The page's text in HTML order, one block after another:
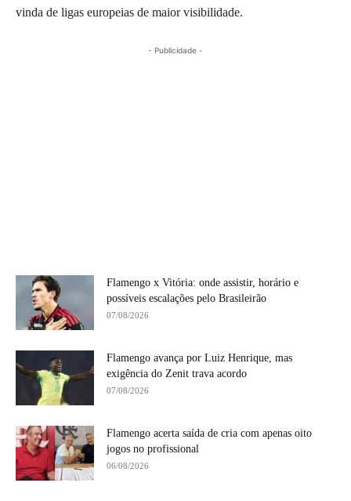
vinda de ligas europeias de maior visibilidade.
- Publicidade -
Flamengo x Vitória: onde assistir, horário e
possíveis escalações pelo Brasileirão
07/08/2026
Flamengo avança por Luiz Henrique, mas
exigência do Zenit trava acordo
07/08/2026
Flamengo acerta saída de cria com apenas oito
jogos no profissional
06/08/2026